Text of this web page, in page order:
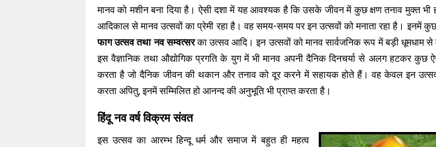
मानव को मशीन बना दिया है। ऐसी दशा में यह आवश्यक है कि उसके जीवन में कुछ क्षण तनाव मुक्त भी
आदिकाल से मानव उत्सवों का प्रेमी रहा है। वह समय-समय पर इन उत्सवों को मनाता रहा है। इनमें
फाग उत्सव तथा नव सम्वत्सरका उत्सव आदि। इन उत्सवों को मानव सार्वजनिक रूप में बड़ी धूमधाम
इस वैज्ञानिक तथा औद्योगिक प्रगति के युग में भी मानव अपनी दैनिक दिनचर्या से अलग हटकर कुछ
करता है जो दैनिक जीवन की थकान और तनाव को दूर करने में सहायक होते हैं। वह केवल इन
करता अपितु, इनमें सम्मिलित हो आनन्द की अनुभूति भी प्राप्त करता है।
हिंदू नव वर्ष विक्रम संवत
इस उत्सव का आरम्भ हिन्दू धर्म और समाज में बहुत ही महत्व